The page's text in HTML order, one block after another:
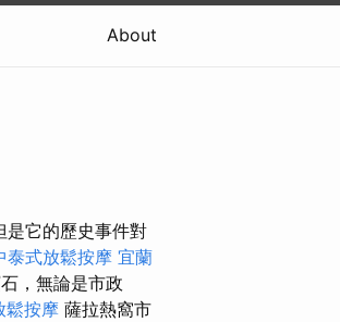
About
是它的歷史事件對
泰式放鬆按摩 宜蘭
，無論是市政
鬆按摩 薩拉熱窩市